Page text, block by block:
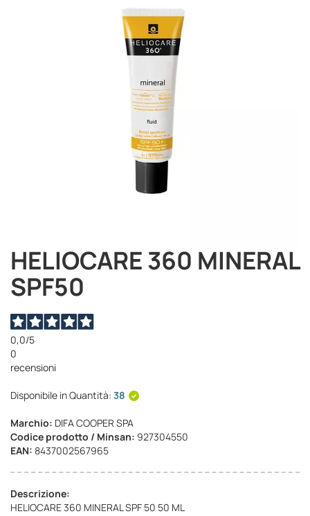
HELIOCARE 360 MINERAL
SPF50
0,0/5
0
recensioni
Disponibile in Quantità: 38
Marchio: DIFA COOPER SPA
Codice prodotto / Minsan: 927304550
EAN: 8437002567965
Descrizione:
HELIOCARE 360 MINERAL SPF 50 50 ML
Vai
all'inizio
della
galleria
immagini